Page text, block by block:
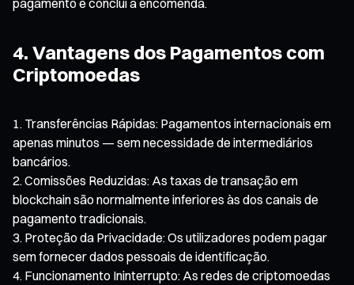
4. Vantagens dos Pagamentos com
Criptomoedas
Transferências Rápidas: Pagamentos internacionais em
apenas minutos — sem necessidade de intermediários
bancários.
Comissões Reduzidas: As taxas de transação em
blockchain são normalmente inferiores às dos canais de
pagamento tradicionais.
Proteção da Privacidade: Os utilizadores podem pagar
sem fornecer dados pessoais de identificação.
Funcionamento Ininterrupto: As redes de criptomoedas